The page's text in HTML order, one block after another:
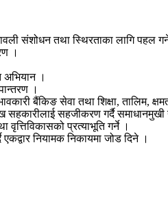
संशोधन तथा स्थिरताका लागि पहल
।
अभियान ।
।
बैंकिङ सेवा तथा शिक्षा, तालिम,
सहजीकरण गर्दै समाधानमुखी
प्रत्याभूति गर्ने ।
नियामक निकायमा जोड दिने ।